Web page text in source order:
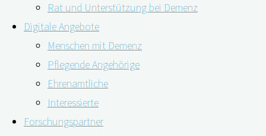
Rat und Unterstützung bei Demenz
Digitale Angebote
Menschen mit Demenz
Pflegende Angehörige
Ehrenamtliche
Interessierte
Forschungspartner